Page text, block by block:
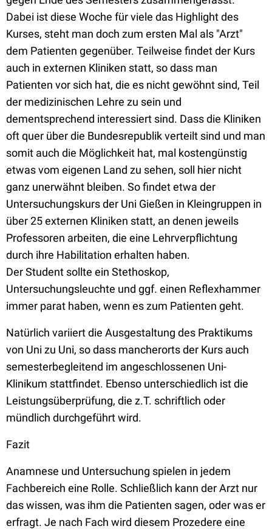
Dabei ist diese Woche für viele das Highlight des
Kurses, steht man doch zum ersten Mal als "Arzt"
dem Patienten gegenüber. Teilweise findet der Kurs
auch in externen Kliniken statt, so dass man
Patienten vor sich hat, die es nicht gewöhnt sind, Teil
der medizinischen Lehre zu sein und
dementsprechend interessiert sind. Dass die Kliniken
oft quer über die Bundesrepublik verteilt sind und man
somit auch die Möglichkeit hat, mal kostengünstig
etwas vom eigenen Land zu sehen, soll hier nicht
ganz unerwähnt bleiben. So findet etwa der
Untersuchungskurs der Uni Gießen in Kleingruppen in
über 25 externen Kliniken statt, an denen jeweils
Professoren arbeiten, die eine Lehrverpflichtung
durch ihre Habilitation erhalten haben.
Der Student sollte ein Stethoskop,
Untersuchungsleuchte und ggf. einen Reflexhammer
immer parat haben, wenn es zum Patienten geht.
Natürlich variiert die Ausgestaltung des Praktikums
von Uni zu Uni, so dass mancherorts der Kurs auch
semesterbegleitend im angeschlossenen Uni-
Klinikum stattfindet. Ebenso unterschiedlich ist die
Leistungsüberprüfung, die z.T. schriftlich oder
mündlich durchgeführt wird.
Fazit
Anamnese und Untersuchung spielen in jedem
Fachbereich eine Rolle. Schließlich kann der Arzt nur
das wissen, was ihm die Patienten sagen, oder was er
erfragt. Je nach Fach wird diesem Prozedere eine